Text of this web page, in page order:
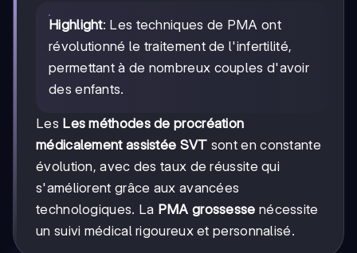
Highlight: Les techniques de PMA ont
révolutionné le traitement de l'infertilité,
permettant à de nombreux couples d'avoir
des enfants.
Les Les méthodes de procréation
médicalement assistée SVT sont en constante
évolution, avec des taux de réussite qui
s'améliorent grâce aux avancées
technologiques. La PMA grossesse nécessite
un suivi médical rigoureux et personnalisé.